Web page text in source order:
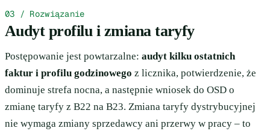
03 / Rozwiązanie
Audyt profilu i zmiana taryfy
Postępowanie jest powtarzalne: audyt kilku ostatnich
faktur i profilu godzinowego z licznika, potwierdzenie, że
dominuje strefa nocna, a następnie wniosek do OSD o
zmianę taryfy z B22 na B23. Zmiana taryfy dystrybucyjnej
nie wymaga zmiany sprzedawcy ani przerwy w pracy – to